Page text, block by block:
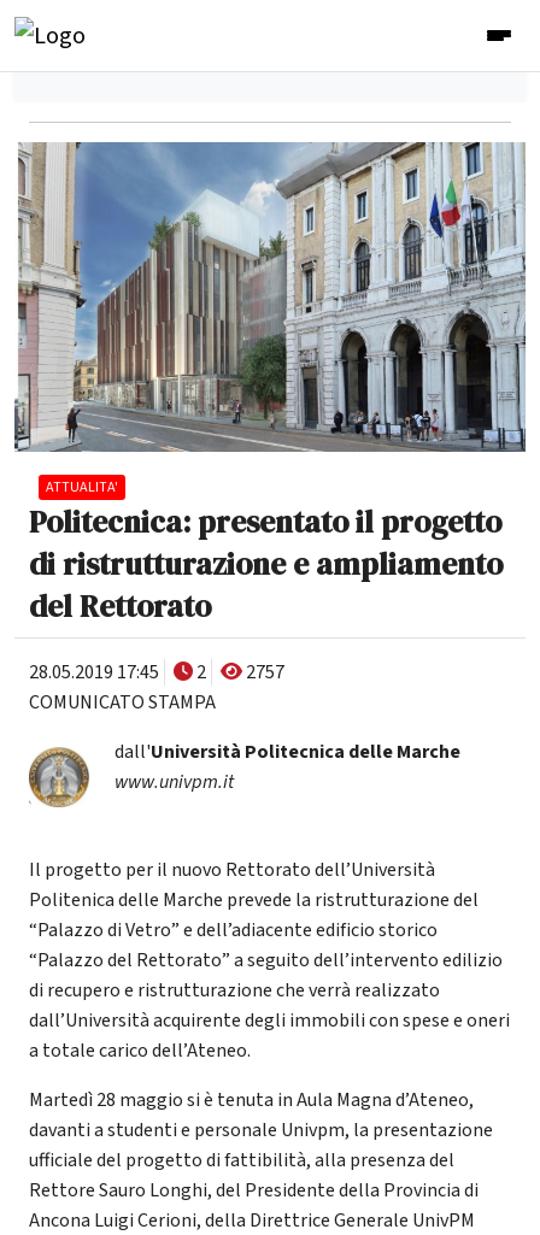
ATTUALITA'
Politecnica: presentato il progetto
di ristrutturazione e ampliamento
del Rettorato
28.05.2019 17:45 2
2757
COMUNICATO STAMPA
dall'Università Politecnica delle Marche
www.univpm.it
Il progetto per il nuovo Rettorato dell’Università
Politenica delle Marche prevede la ristrutturazione del
“Palazzo di Vetro” e dell’adiacente edificio storico
“Palazzo del Rettorato” a seguito dell’intervento edilizio
di recupero e ristrutturazione che verrà realizzato
dall’Università acquirente degli immobili con spese e oneri
a totale carico dell’Ateneo.
Martedì 28 maggio si è tenuta in Aula Magna d’Ateneo,
davanti a studenti e personale Univpm, la presentazione
ufficiale del progetto di fattibilità, alla presenza del
Rettore Sauro Longhi, del Presidente della Provincia di
Ancona Luigi Cerioni, della Direttrice Generale UnivPM